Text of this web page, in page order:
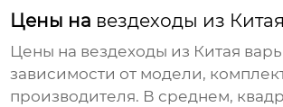
Цены на вездеходы из Китая
Цены на вездеходы из Китая
зависимости от модели,
производителя. В среднем,